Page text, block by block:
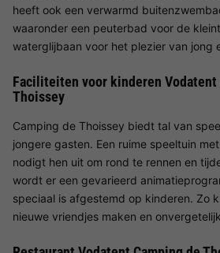
heeft ook een verwarmd
waaronder een peuterbad voor de
waterglijbaan voor het plezier van jong
Faciliteiten voor kinderen Vodatent
Thoissey
Camping de Thoissey biedt tal van
jongere gasten. Een ruime speeltuin
nodigt hen uit om rond te rennen en
wordt er een gevarieerd
speciaal is afgestemd op kinderen. Zo
nieuwe vriendjes maken en